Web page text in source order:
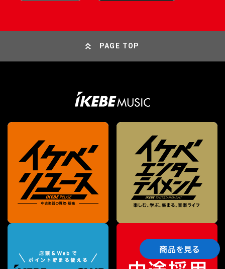
商品を見る
PAGE TOP